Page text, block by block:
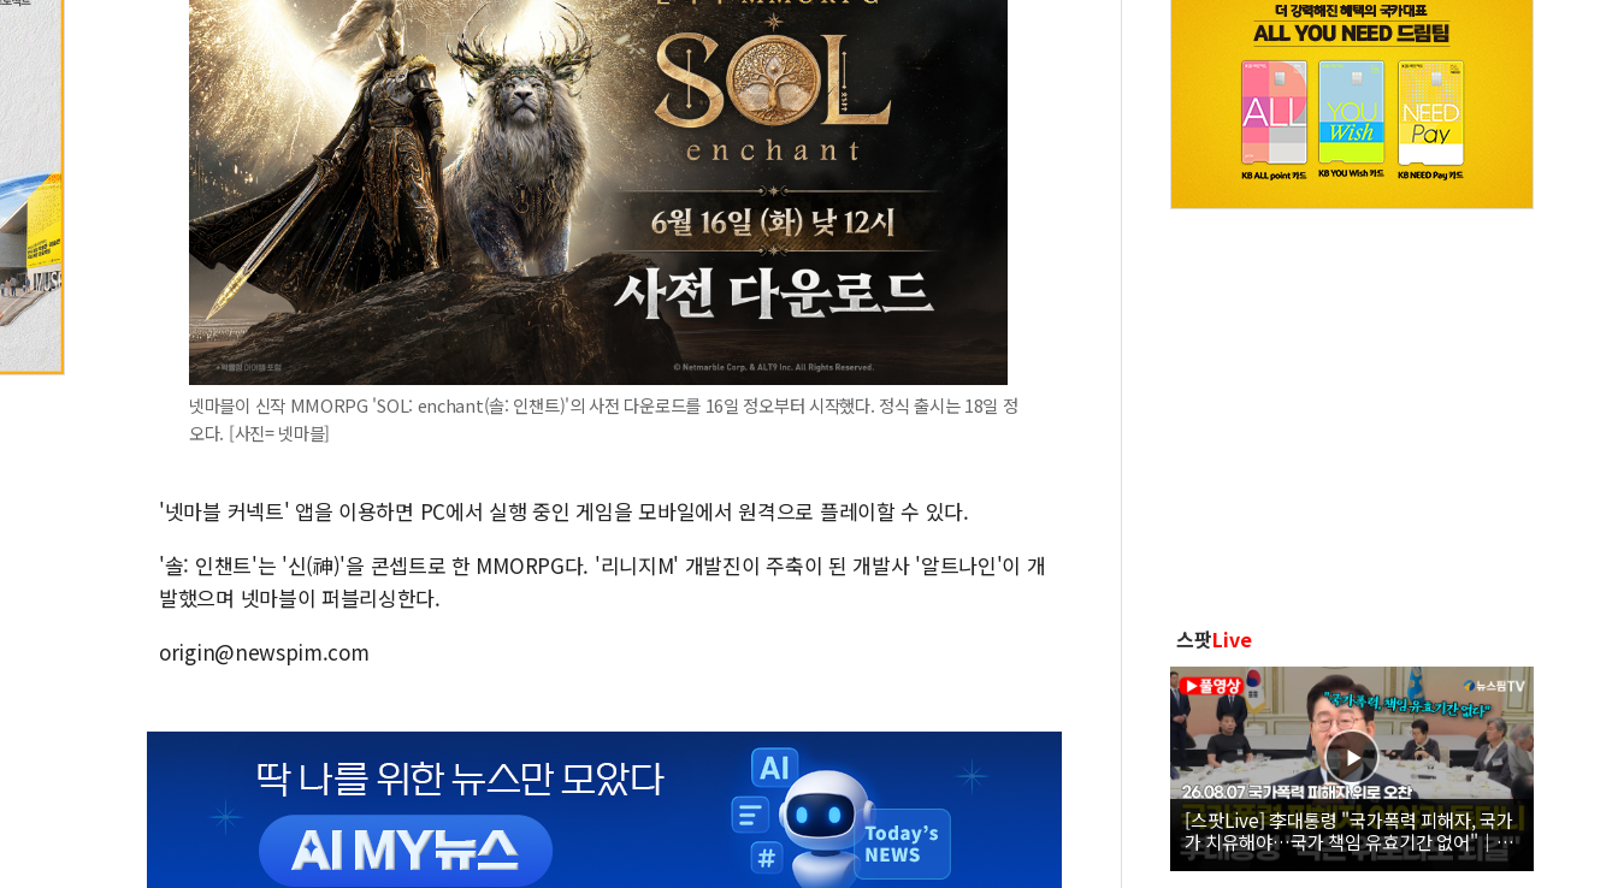
넷마블이 신작 MMORPG 'SOL: enchant(솔: 인챈트)'의 사전 다운로드를 16일 정오부터 시작했다. 정식 출시는 18일 정
오다. [사진= 넷마블]
'넷마블 커넥트' 앱을 이용하면 PC에서 실행 중인 게임을 모바일에서 원격으로 플레이할 수 있다.
'솔: 인챈트'는 '신(神)'을 콘셉트로 한 MMORPG다. '리니지M' 개발진이 주축이 된 개발사 '알트나인'이 개
발했으며 넷마블이 퍼블리싱한다.
origin@newspim.com
스팟Live
[스팟Live] 李대통령 "국가폭력 피해자, 국가
가 치유해야…국가 책임 유효기간 없어"｜
26.08.07 국가폭력 피해자 위로 오찬